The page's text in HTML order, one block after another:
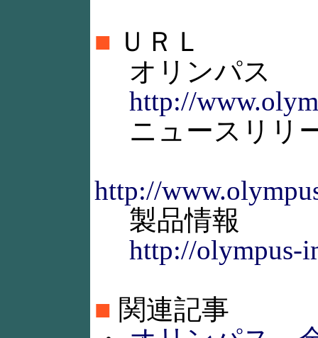
■ ＵＲＬ
オリンパス
http://
ニュースリリ
http://
製品情報
http://olympus-
■ 関連記事